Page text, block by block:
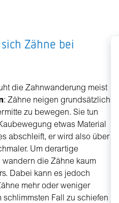
Zähne bei
die Zahnwanderung meist
: Zähne neigen grundsätzlich
zu bewegen. Sie tun
etwas Material
abschleift, er wird also über
Um derartige
die Zähne kaum
Dabei kann es jedoch
mehr oder weniger
Fall zu schiefen